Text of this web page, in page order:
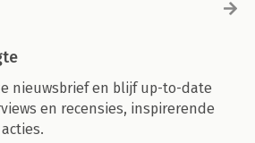
nieuwsbrief en blijf up-to-date
en recensies, inspirerende